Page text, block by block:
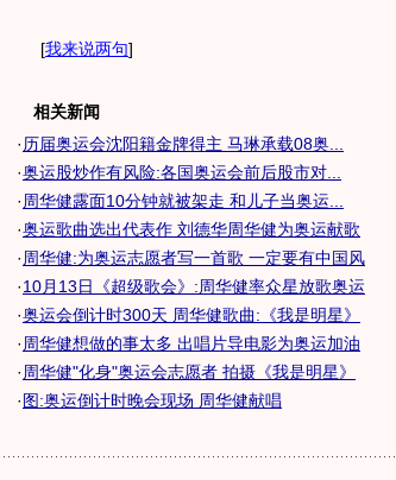
[我来说两句]
相关新闻
· 历届奥运会沈阳籍金牌得主 马琳承载08奥...
·奥运股炒作有风险:各国奥运会前后股市对...
· 周华健露面10分钟就被架走 和儿子当奥运...
·奥运歌曲选出代表作 刘德华周华健为奥运献歌
· 周华健:为奥运志愿者写一首歌 一定要有中国风
·10月13日《超级歌会》:周华健率众星放歌奥运
·奥运会倒计时300天 周华健歌曲:《我是明星》
· 周华健想做的事太多 出唱片导电影为奥运加油
· 周华健"化身"奥运会志愿者 拍摄《我是明星》
·图:奥运倒计时晚会现场 周华健献唱